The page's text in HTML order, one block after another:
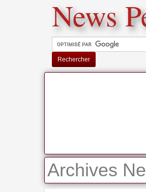
News
Rechercher
Archives